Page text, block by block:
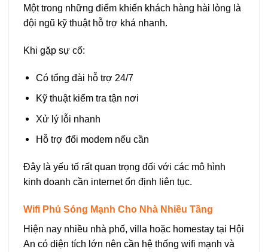
Một trong những điểm khiến khách hàng hài lòng là
đội ngũ kỹ thuật hỗ trợ khá nhanh.
Khi gặp sự cố:
Có tổng đài hỗ trợ 24/7
Kỹ thuật kiểm tra tận nơi
Xử lý lỗi nhanh
Hỗ trợ đổi modem nếu cần
Đây là yếu tố rất quan trọng đối với các mô hình
kinh doanh cần internet ổn định liên tục.
Wifi Phủ Sóng Mạnh Cho Nhà Nhiều Tầng
Hiện nay nhiều nhà phố, villa hoặc homestay tại Hội
An có diện tích lớn nên cần hệ thống wifi mạnh và